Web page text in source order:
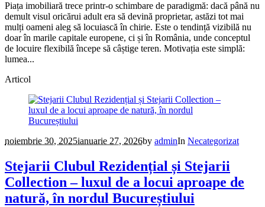
Piața imobiliară trece printr-o schimbare de paradigmă: dacă până nu
demult visul oricărui adult era să devină proprietar, astăzi tot mai
mulți oameni aleg să locuiască în chirie. Este o tendință vizibilă nu
doar în marile capitale europene, ci și în România, unde conceptul
de locuire flexibilă începe să câștige teren. Motivația este simplă:
lumea...
Articol
noiembrie 30, 2025ianuarie 27, 2026by adminIn Necategorizat
Stejarii Clubul Rezidențial și Stejarii
Collection – luxul de a locui aproape de
natură, în nordul Bucureștiului